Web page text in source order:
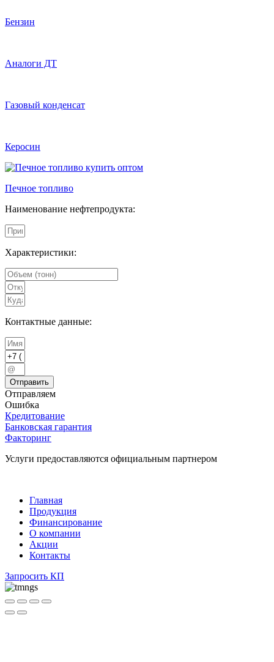
Бензин
Аналоги ДТ
Газовый конденсат
Керосин
Печное топливо
Наименование нефтепродукта:
Характеристики:
Контактные данные:
Отправить
Отправляем
Ошибка
Кредитование
Банковская гарантия
Факторинг
Услуги предоставляются официальным партнером
Главная
Продукция
Финансирование
О компании
Акции
Контакты
Запросить КП